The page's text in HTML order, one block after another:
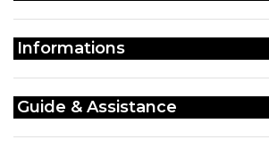
sur
la
du
produit
Informations
Guide & Assistance